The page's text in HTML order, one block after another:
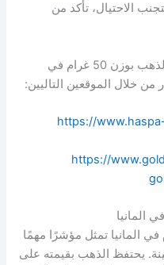
الاحتيال، تأكد من
يمكنك الحصول على اسعار سبائك الذهب بوزن 50 غرام في
من خلال الموقعين التاليين:
https://
https://
الذهب بوزن 100 جرام في المانيا تمثل مؤشرًا مهمًا
يحتفظ الذهب بقيمته على